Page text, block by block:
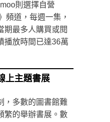
則選擇自營
頻道，每週一集，
期最多人購買或閱
播放時間已達36萬
上主題書展
，多數的圖書館難
繁的舉辦書展。數